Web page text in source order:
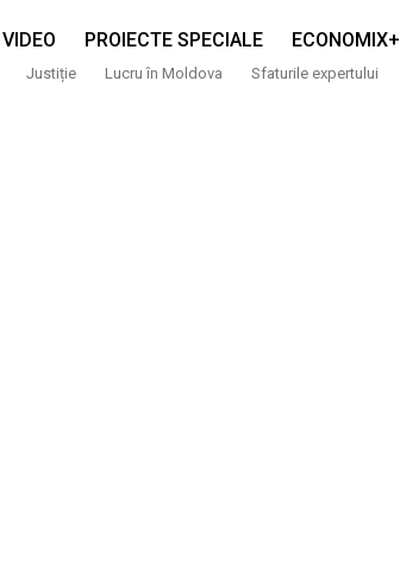
VIDEO PROIECTE SPECIALE ECONOMIX+
Justiție Lucru în Moldova Sfaturile expertului